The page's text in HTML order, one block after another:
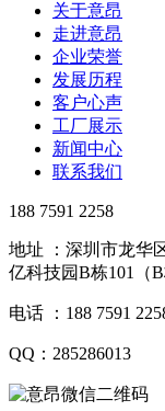
关于意昂
走进意昂
企业荣誉
发展历程
客户心声
工厂展示
新闻中心
联系我们
188 7591 2258
地址 ：深圳市龙华
亿科技园B栋101（B
电话 ：188 7591
QQ：285286013